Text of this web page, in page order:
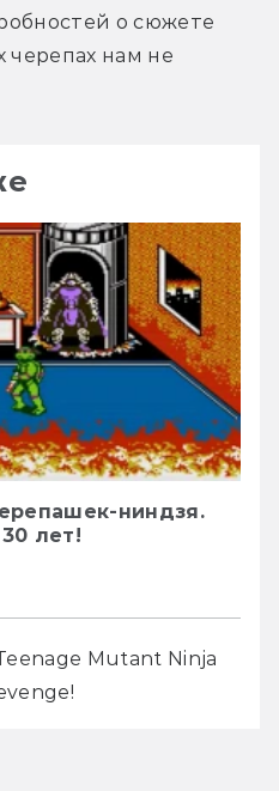
о сюжете
черепах нам не
ниндзя.
лет!
Mutant Ninja